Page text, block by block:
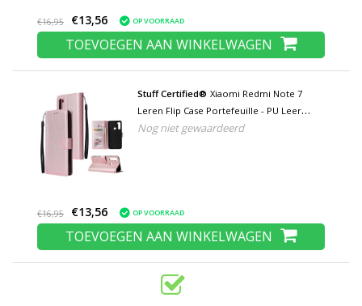
€16,95 €13,56 OP VOORRAAD
TOEVOEGEN AAN WINKELWAGEN
Stuff Certified® Xiaomi Redmi Note 7
Leren Flip Case Portefeuille - PU Leer
Wallet Cover Cas Hoesje Roze
Nog niet gewaardeerd
€16,95 €13,56 OP VOORRAAD
TOEVOEGEN AAN WINKELWAGEN